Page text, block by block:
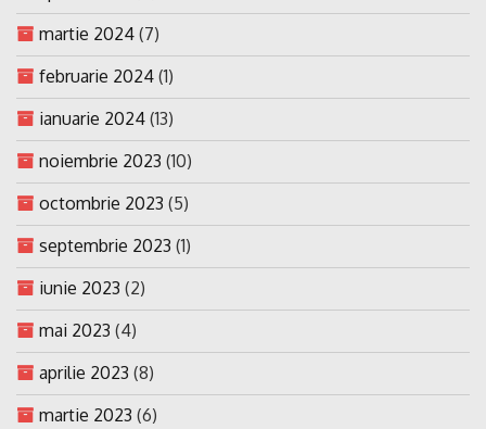
martie 2024 (7)
februarie 2024 (1)
ianuarie 2024 (13)
noiembrie 2023 (10)
octombrie 2023 (5)
septembrie 2023 (1)
iunie 2023 (2)
mai 2023 (4)
aprilie 2023 (8)
martie 2023 (6)